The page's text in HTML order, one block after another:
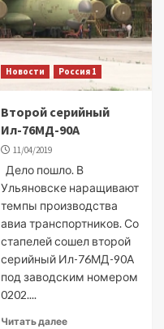
Новости Россия 1
Второй серийный
Ил-76МД-90А
11/04/2019
Дело пошло. В
Ульяновске наращивают
темпы производства
авиа транспортников. Со
стапелей сошел второй
серийный Ил-76МД-90А
под заводским номером
0202....
Читать далее